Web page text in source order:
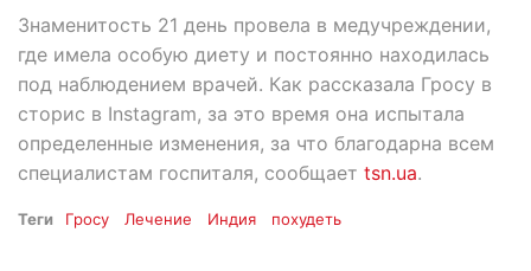
Знаменитость 21 день провела в медучреждении,
где имела особую диету и постоянно находилась
под наблюдением врачей. Как рассказала Гросу в
сторис в Instagram, за это время она испытала
определенные изменения, за что благодарна всем
специалистам госпиталя, сообщает tsn.ua.
Теги Гросу Лечение Индия похудеть